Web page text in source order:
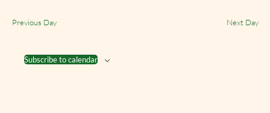
Previous Day Next Day
Subscribe to calendar